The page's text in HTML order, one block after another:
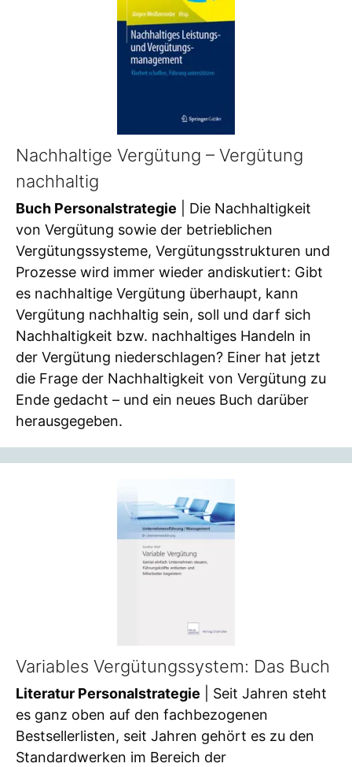
Nachhaltige Vergütung – Vergütung
nachhaltig
Buch Personalstrategie | Die Nachhaltigkeit
von Vergütung sowie der betrieblichen
Vergütungssysteme, Vergütungsstrukturen und
Prozesse wird immer wieder andiskutiert: Gibt
es nachhaltige Vergütung überhaupt, kann
Vergütung nachhaltig sein, soll und darf sich
Nachhaltigkeit bzw. nachhaltiges Handeln in
der Vergütung niederschlagen? Einer hat jetzt
die Frage der Nachhaltigkeit von Vergütung zu
Ende gedacht – und ein neues Buch darüber
herausgegeben.
Variables Vergütungssystem: Das Buch
Literatur Personalstrategie | Seit Jahren steht
es ganz oben auf den fachbezogenen
Bestsellerlisten, seit Jahren gehört es zu den
Standardwerken im Bereich der